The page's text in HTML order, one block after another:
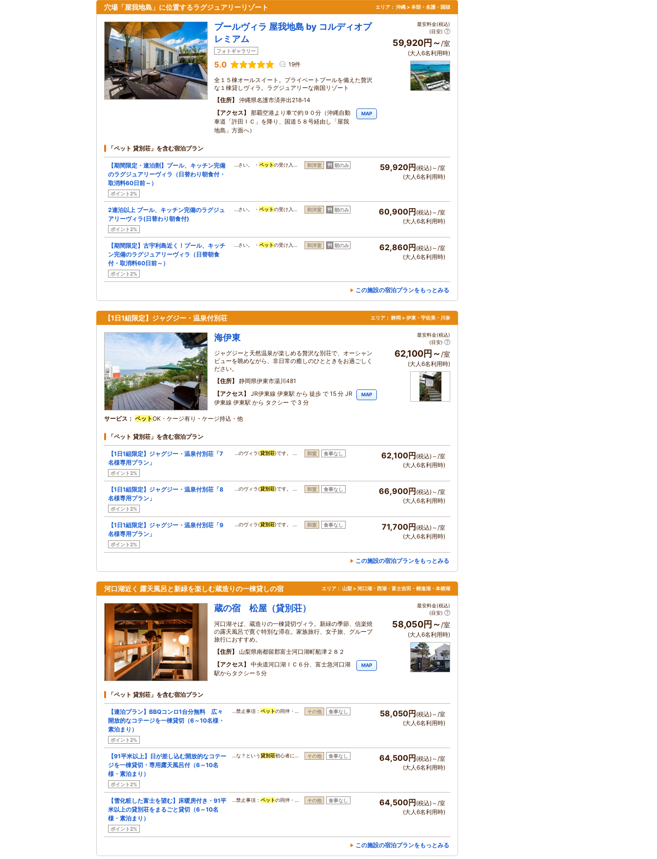
穴場「屋我地島」に位置するラグジュアリーリゾート エリア： 沖縄 > 本部・名護・国頭
プールヴィラ 屋我地島 by コルディオプ
レミアム
フォトギャラリー
5.0 19件
全１５棟オールスイート。プライベートプールを備えた贅沢
な１棟貸しヴィラ。ラグジュアリーな南国リゾート
住所
沖縄県名護市済井出218‐14
アクセス
那覇空港より車で約９０分（沖縄自動
車道「許田ＩＣ」を降り、国道５８号経由し「屋我
地島」方面へ）
MAP
最安料金(税込)
(目安)
59,920円～ /室
(大人6名利用時)
「ペット 貸別荘」を含む宿泊プラン
【期間限定・連泊割】プール、キッチン完備
のラグジュアリーヴィラ（日替わり朝食付・
取消料60日前～）
ポイント2%
…さい。 ・ ペットの受け入… 和洋室 朝のみ 59,920円 (税込)～/室
(大人6名利用時)
2連泊以上 プール、キッチン完備のラグジュ
アリーヴィラ(日替わり朝食付)
ポイント2%
…さい。 ・ ペットの受け入… 和洋室 朝のみ 60,900円 (税込)～/室
(大人6名利用時)
【期間限定】古宇利島近く！プール、キッチ
ン完備のラグジュアリーヴィラ（日替朝食
付・取消料60日前～）
ポイント2%
…さい。 ・ ペットの受け入… 和洋室 朝のみ 62,860円 (税込)～/室
(大人6名利用時)
この施設の宿泊プランをもっとみる
【1日1組限定】ジャグジー・温泉付別荘 エリア： 静岡 > 伊東・宇佐美・川奈
海伊東
ジャグジーと天然温泉が楽しめる贅沢な別荘で、オーシャン
ビューを眺めながら、非日常の癒しのひとときをお過ごしく
ださい。
住所
静岡県伊東市湯川481
アクセス
JR伊東線 伊東駅 から 徒歩 で 15 分 JR
伊東線 伊東駅 から タクシー で 3 分
MAP
最安料金(税込)
(目安)
62,100円～ /室
(大人6名利用時)
サービス ペットOK・ケージ有り・ケージ持込・他
「ペット 貸別荘」を含む宿泊プラン
【1日1組限定】ジャグジー・温泉付別荘「7
名様専用プラン」
ポイント2%
…のヴィラ(貸別荘)です。 … 和室 食事なし 62,100円 (税込)～/室
(大人6名利用時)
【1日1組限定】ジャグジー・温泉付別荘「8
名様専用プラン」
ポイント2%
…のヴィラ(貸別荘)です。 … 和室 食事なし 66,900円 (税込)～/室
(大人6名利用時)
【1日1組限定】ジャグジー・温泉付別荘「9
名様専用プラン」
ポイント2%
…のヴィラ(貸別荘)です。 … 和室 食事なし 71,700円 (税込)～/室
(大人6名利用時)
この施設の宿泊プランをもっとみる
河口湖近く 露天風呂と新緑を楽しむ蔵造りの一棟貸しの宿 エリア： 山梨 > 河口湖・西湖・富士吉田・精進湖・本栖湖
蔵の宿 松屋（貸別荘）
河口湖そば、蔵造りの一棟貸切ヴィラ。新緑の季節、信楽焼
の露天風呂で寛ぐ特別な滞在。家族旅行、女子旅、グループ
旅行におすすめ。
住所
山梨県南都留郡富士河口湖町船津２８２
アクセス
中央道河口湖ＩＣ６分、富士急河口湖
駅からタクシー５分
MAP
最安料金(税込)
(目安)
58,050円～ /室
(大人6名利用時)
「ペット 貸別荘」を含む宿泊プラン
【連泊プラン】BBQコンロ1台分無料 広々
開放的なコテージを一棟貸切（6～10名様・
素泊まり）
ポイント2%
…禁止事項： ペットの同伴・… その他 食事なし 58,050円 (税込)～/室
(大人6名利用時)
【91平米以上】日が差し込む開放的なコテー
ジを一棟貸切・専用露天風呂付（6～10名
様・素泊まり）
ポイント2%
…な？という貸別荘初心者に… その他 食事なし 64,500円 (税込)～/室
(大人6名利用時)
【雪化粧した富士を望む】床暖房付き・91平
米以上の貸別荘をまるごと貸切（6～10名
様・素泊まり）
ポイント2%
…禁止事項： ペットの同伴・… その他 食事なし 64,500円 (税込)～/室
(大人6名利用時)
この施設の宿泊プランをもっとみる